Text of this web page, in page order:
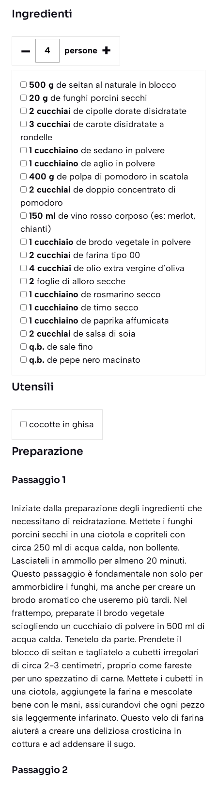
Ingredienti
– persone +
500 g de seitan al naturale in blocco
20 g de funghi porcini secchi
2 cucchiai de cipolle dorate disidratate
3 cucchiai de carote disidratate a
rondelle
1 cucchiaino de sedano in polvere
1 cucchiaino de aglio in polvere
400 g de polpa di pomodoro in scatola
2 cucchiai de doppio concentrato di
pomodoro
150 ml de vino rosso corposo (es: merlot,
chianti)
1 cucchiaio de brodo vegetale in polvere
2 cucchiai de farina tipo 00
4 cucchiai de olio extra vergine d’oliva
2 foglie di alloro secche
1 cucchiaino de rosmarino secco
1 cucchiaino de timo secco
1 cucchiaino de paprika affumicata
2 cucchiai de salsa di soia
q.b. de sale fino
q.b. de pepe nero macinato
Utensili
cocotte in ghisa
Preparazione
Passaggio 1
Iniziate dalla preparazione degli ingredienti che
necessitano di reidratazione. Mettete i funghi
porcini secchi in una ciotola e copriteli con
circa 250 ml di acqua calda, non bollente.
Lasciateli in ammollo per almeno 20 minuti.
Questo passaggio è fondamentale non solo per
ammorbidire i funghi, ma anche per creare un
brodo aromatico che useremo più tardi. Nel
frattempo, preparate il brodo vegetale
sciogliendo un cucchiaio di polvere in 500 ml di
acqua calda. Tenetelo da parte. Prendete il
blocco di seitan e tagliatelo a cubetti irregolari
di circa 2-3 centimetri, proprio come fareste
per uno spezzatino di carne. Mettete i cubetti in
una ciotola, aggiungete la farina e mescolate
bene con le mani, assicurandovi che ogni pezzo
sia leggermente infarinato. Questo velo di farina
aiuterà a creare una deliziosa crosticina in
cottura e ad addensare il sugo.
Passaggio 2